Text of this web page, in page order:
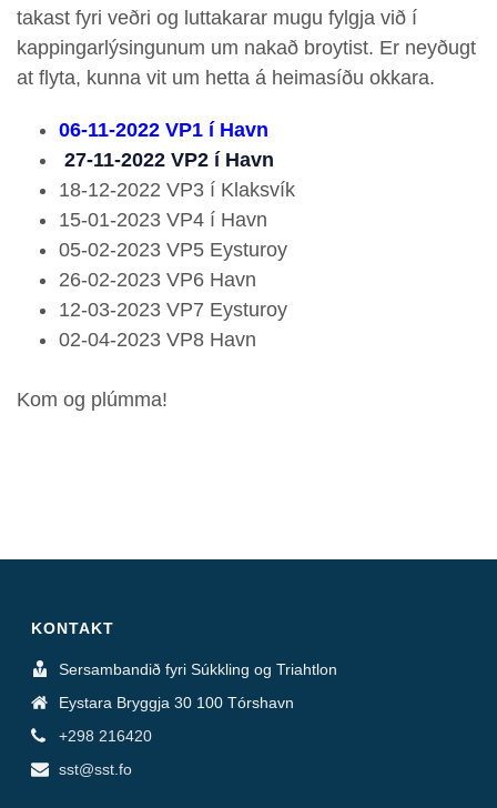
takast fyri veðri og luttakarar mugu fylgja við í
kappingarlýsingunum um nakað broytist. Er neyðugt
at flyta, kunna vit um hetta á heimasíðu okkara.
06-11-2022 VP1 í Havn
27-11-2022 VP2 í Havn
18-12-2022 VP3 í Klaksvík
15-01-2023 VP4 í Havn
05-02-2023 VP5 Eysturoy
26-02-2023 VP6 Havn
12-03-2023 VP7 Eysturoy
02-04-2023 VP8 Havn
Kom og plúmma!
KONTAKT
Sersambandið fyri Súkkling og Triahtlon
Eystara Bryggja 30 100 Tórshavn
+298 216420
sst@sst.fo